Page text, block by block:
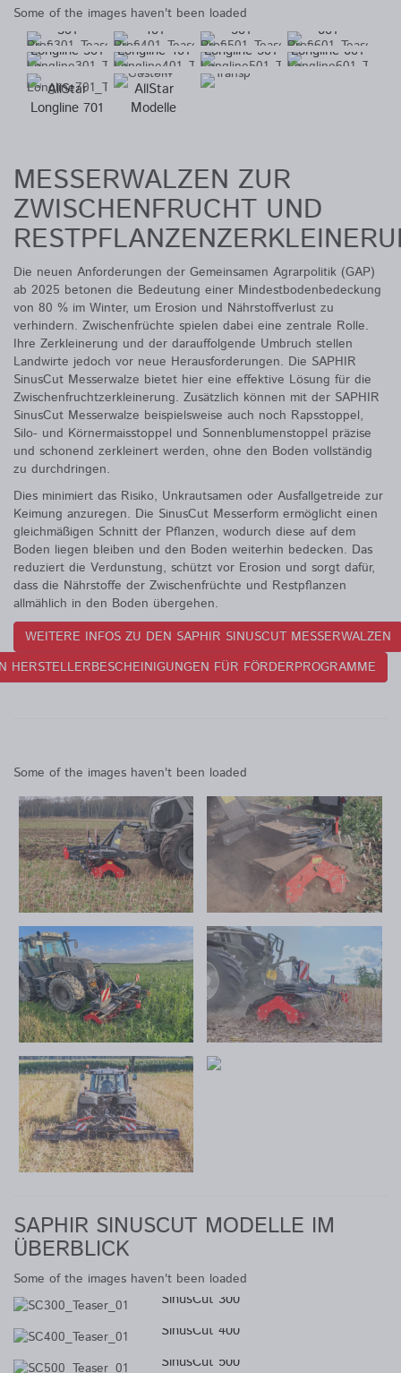
Some of the images haven't been loaded
AllStar Profi
301
AllStar Profi
401
AllStar Profi
501
601
AllStar
Longline 301
AllStar
Longline 401
AllStar
Longline 501
AllStar
Longline 601
AllStar
Longline 701
Unzählige
Zubehörvarianten
für alle
AllStar
Modelle
MESSERWALZEN ZUR
ZWISCHENFRUCHT UND
Die neuen Anforderungen der Gemeinsamen Agrarpolitik (GAP)
ab 2025 betonen die Bedeutung einer Mindestbodenbedeckung
von 80 % im Winter, um Erosion und Nährstoffverlust zu
verhindern. Zwischenfrüchte spielen dabei eine zentrale Rolle.
Ihre Zerkleinerung und der darauffolgende Umbruch stellen
Landwirte jedoch vor neue Herausforderungen. Die SAPHIR
SinusCut Messerwalze bietet hier eine effektive Lösung für die
Zwischenfruchtzerkleinerung. Zusätzlich können mit der SAPHIR
SinusCut Messerwalze beispielsweise auch noch Rapsstoppel,
Silo- und Körnermaisstoppel und Sonnenblumenstoppel präzise
und schonend zerkleinert werden, ohne den Boden vollständig
zu durchdringen.
Dies minimiert das Risiko, Unkrautsamen oder Ausfallgetreide zur
Keimung anzuregen. Die SinusCut Messerform ermöglicht einen
gleichmäßigen Schnitt der Pflanzen, wodurch diese auf dem
Boden liegen bleiben und den Boden weiterhin bedecken. Das
reduziert die Verdunstung, schützt vor Erosion und sorgt dafür,
dass die Nährstoffe der Zwischenfrüchte und Restpflanzen
allmählich in den Boden übergehen.
WEITERE INFOS ZU DEN SAPHIR SINUSCUT MESSERWALZEN
HERSTELLERBESCHEINIGUNGEN FÜR FÖRDERPROGRAMME
Some of the images haven't been loaded
SAPHIR SINUSCUT MODELLE IM
ÜBERBLICK
Some of the images haven't been loaded
SinusCut 300
SinusCut 400
SinusCut 500